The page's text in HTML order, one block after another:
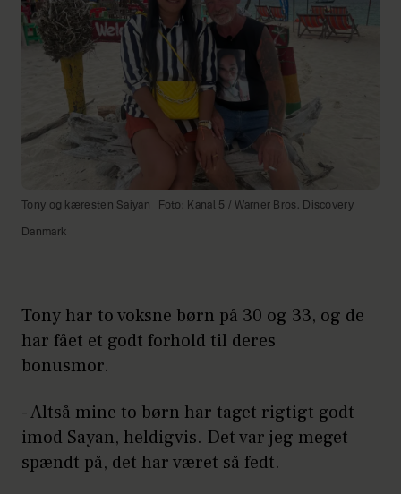
Tony og kæresten Saiyan Foto: Kanal 5 / Warner Bros. Discovery
Danmark
Tony har to voksne børn på 30 og 33, og de
har fået et godt forhold til deres
bonusmor.
- Altså mine to børn har taget rigtigt godt
imod Sayan, heldigvis. Det var jeg meget
spændt på, det har været så fedt.